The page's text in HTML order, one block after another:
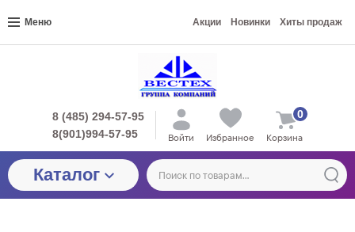
Меню Акции Новинки Хиты продаж
8 (485) 294-57-95
8(901)994-57-95
Войти Избранное Корзина
0
Каталог